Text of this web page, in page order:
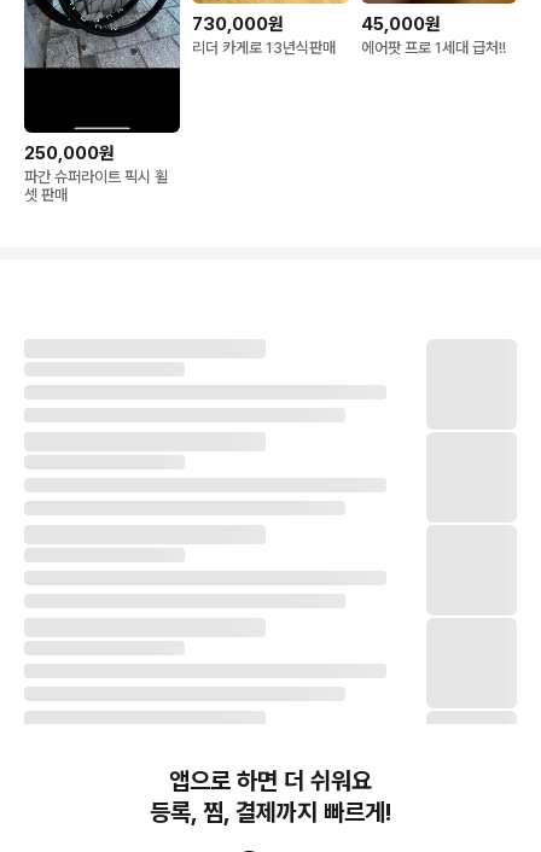
250,000원
파간 슈퍼라이트 픽시 휠
셋 판매
730,000원
리더 카게로 13년식판매
45,000원
에어팟 프로 1세대 급처!!
앱으로 하면 더 쉬워요
등록, 찜, 결제까지 빠르게!